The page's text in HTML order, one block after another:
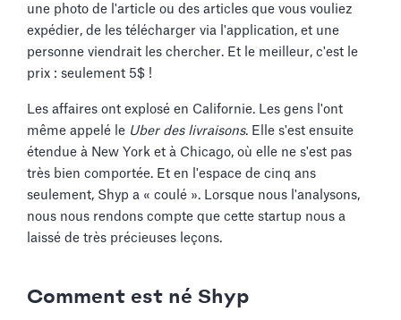
une photo de l'article ou des articles que vous vouliez
expédier, de les télécharger via l'application, et une
personne viendrait les chercher. Et le meilleur, c'est le
prix : seulement 5$ !
Les affaires ont explosé en Californie. Les gens l'ont
même appelé le Uber des livraisons. Elle s'est ensuite
étendue à New York et à Chicago, où elle ne s'est pas
très bien comportée. Et en l'espace de cinq ans
seulement, Shyp a « coulé ». Lorsque nous l'analysons,
nous nous rendons compte que cette startup nous a
laissé de très précieuses leçons.
Comment est né Shyp